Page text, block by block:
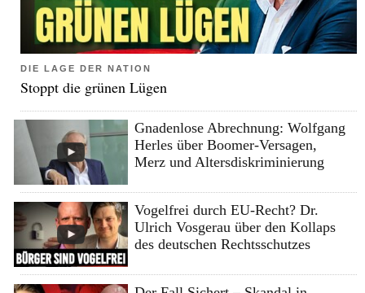
DIE LAGE DER NATION
Stoppt die grünen Lügen
Gnadenlose Abrechnung: Wolfgang
Herles über Boomer-Versagen,
Merz und Altersdiskriminierung
Vogelfrei durch EU-Recht? Dr.
Ulrich Vosgerau über den Kollaps
des deutschen Rechtsschutzes